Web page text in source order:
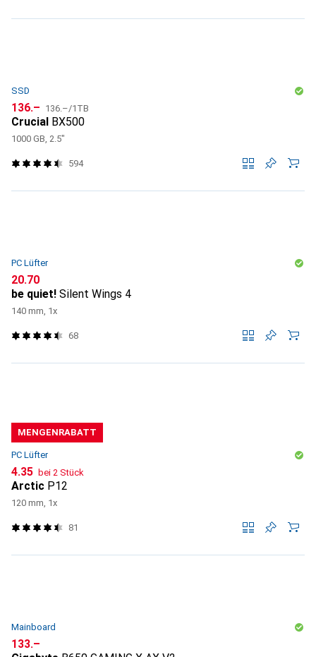
SSD
CHF
136.– CHF
136.–/1TB
Crucial BX500
1000 GB, 2.5"
594
PC Lüfter
CHF
20.70
be quiet! Silent Wings 4
140 mm, 1x
68
MENGENRABATT
PC Lüfter
CHF
4.35 bei 2 Stück
Arctic P12
120 mm, 1x
81
Mainboard
CHF
133.–